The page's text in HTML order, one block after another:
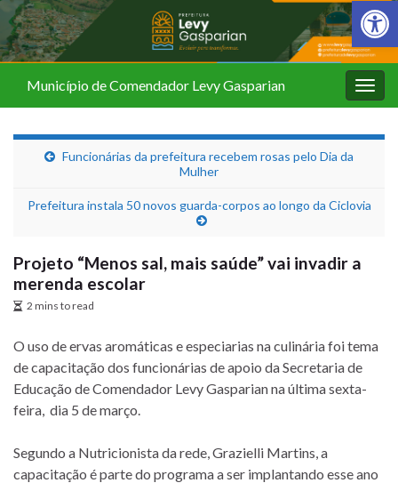
Barra de
Município de Comendador Levy Gasparian
Funcionárias da prefeitura recebem rosas pelo Dia da
Mulher
Prefeitura instala 50 novos guarda-corpos ao longo da Ciclovia
Projeto “Menos sal, mais saúde” vai invadir a
merenda escolar
2 mins to read
O uso de ervas aromáticas e especiarias na culinária foi tema
de capacitação dos funcionárias de apoio da Secretaria de
Educação de Comendador Levy Gasparian na última sexta-
feira, dia 5 de março.
Segundo a Nutricionista da rede, Grazielli Martins, a
capacitação é parte do programa a ser implantando esse ano